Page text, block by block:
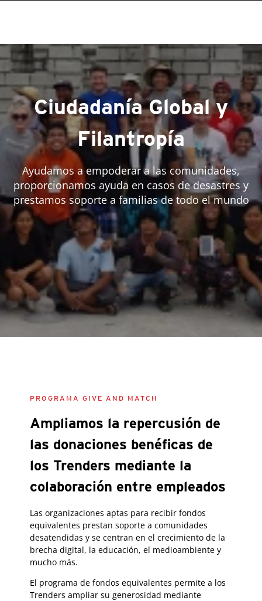
Ciudadanía Global y
Filantropía
Ayudamos a empoderar a las comunidades,
proporcionamos ayuda en casos de desastres y
prestamos soporte a familias de todo el mundo
PROGRAMA GIVE AND MATCH
Ampliamos la repercusión de
las donaciones benéficas de
los Trenders mediante la
colaboración entre empleados
Las organizaciones aptas para recibir fondos
equivalentes prestan soporte a comunidades
desatendidas y se centran en el crecimiento de la
brecha digital, la educación, el medioambiente y
mucho más.
El programa de fondos equivalentes permite a los
Trenders ampliar su generosidad mediante
Products